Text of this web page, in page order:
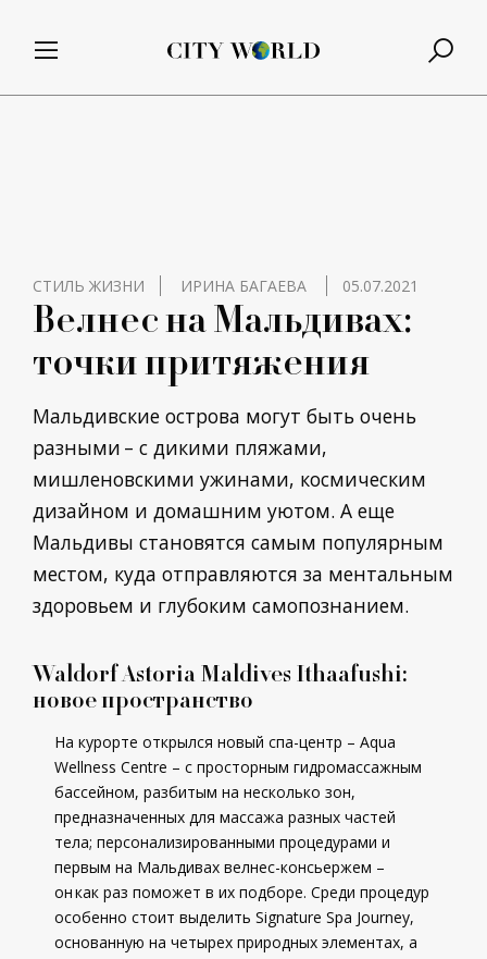
СТИЛЬ ЖИЗНИ ИРИНА БАГАЕВА 05.07.2021
Велнес на Мальдивах:
точки притяжения
Мальдивские острова могут быть очень
разными – с дикими пляжами,
мишленовскими ужинами, космическим
дизайном и домашним уютом. А еще
Мальдивы становятся самым популярным
местом, куда отправляются за ментальным
здоровьем и глубоким самопознанием.
Waldorf Astoria Maldives Ithaafushi:
новое пространство
На курорте открылся новый спа-центр – Aqua
Wellness Centre – с просторным гидромассажным
бассейном, разбитым на несколько зон,
предназначенных для массажа разных частей
тела; персонализированными процедурами и
первым на Мальдивах велнес-консьержем –
он как раз поможет в их подборе. Среди процедур
особенно стоит выделить Signature Spa Journey,
основанную на четырех природных элементах, а